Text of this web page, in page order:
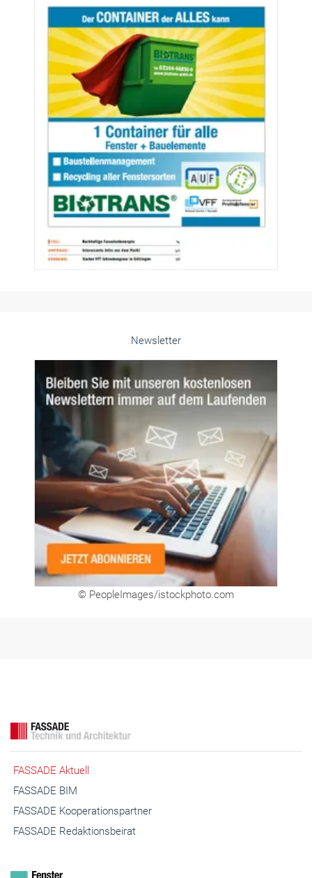
Newsletter
© PeopleImages/istockphoto.com
FASSADE Aktuell
FASSADE BIM
FASSADE Kooperationspartner
FASSADE Redaktionsbeirat